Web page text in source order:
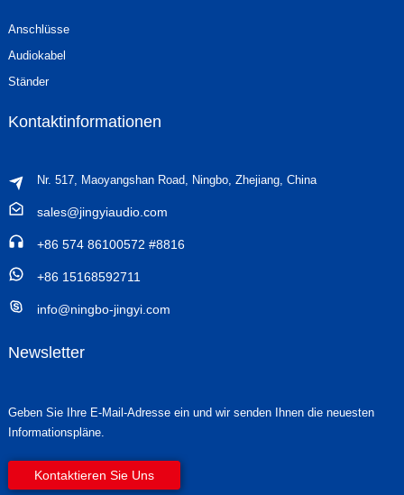
Anschlüsse
Audiokabel
Ständer
Kontaktinformationen
Nr. 517, Maoyangshan Road, Ningbo, Zhejiang, China
sales@jingyiaudio.com
+86 574 86100572 #8816
+86 15168592711
info@ningbo-jingyi.com
Newsletter
Geben Sie Ihre E-Mail-Adresse ein und wir senden Ihnen die neuesten
Informationspläne.
Kontaktieren Sie Uns